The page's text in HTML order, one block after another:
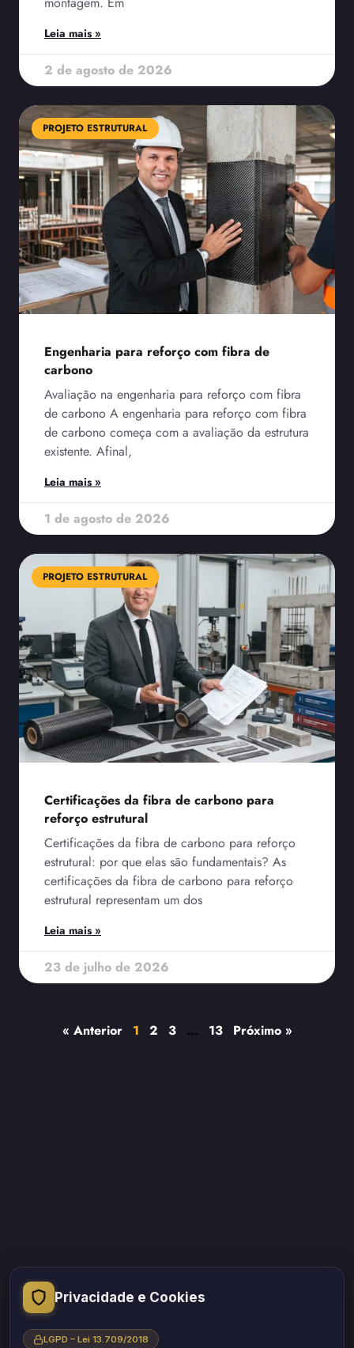
Leia mais »
2 de agosto de 2026
PROJETO ESTRUTURAL
Engenharia para reforço com fibra de
carbono
Avaliação na engenharia para reforço com fibra
de carbono A engenharia para reforço com fibra
de carbono começa com a avaliação da estrutura
existente. Afinal,
Leia mais »
1 de agosto de 2026
PROJETO ESTRUTURAL
Certificações da fibra de carbono para
reforço estrutural
Certificações da fibra de carbono para reforço
estrutural: por que elas são fundamentais? As
certificações da fibra de carbono para reforço
estrutural representam um dos
Leia mais »
23 de julho de 2026
« Anterior 1 2 3 … 13 Próximo »
“A educação transformou minha vida. Acredito que o
conhecimento acessível a todos pode transformar outras
Privacidade e Cookies
LGPD – Lei 13.709/2018